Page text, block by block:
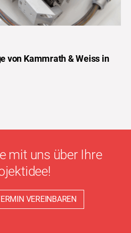
von Kammrath & Weiss in
mit uns über Ihre
VEREINBAREN